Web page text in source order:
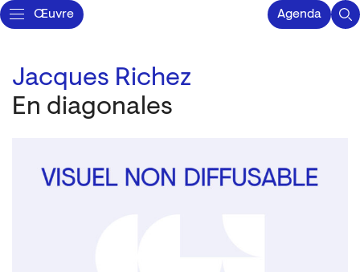
Œuvre Agenda
Jacques Richez
En diagonales